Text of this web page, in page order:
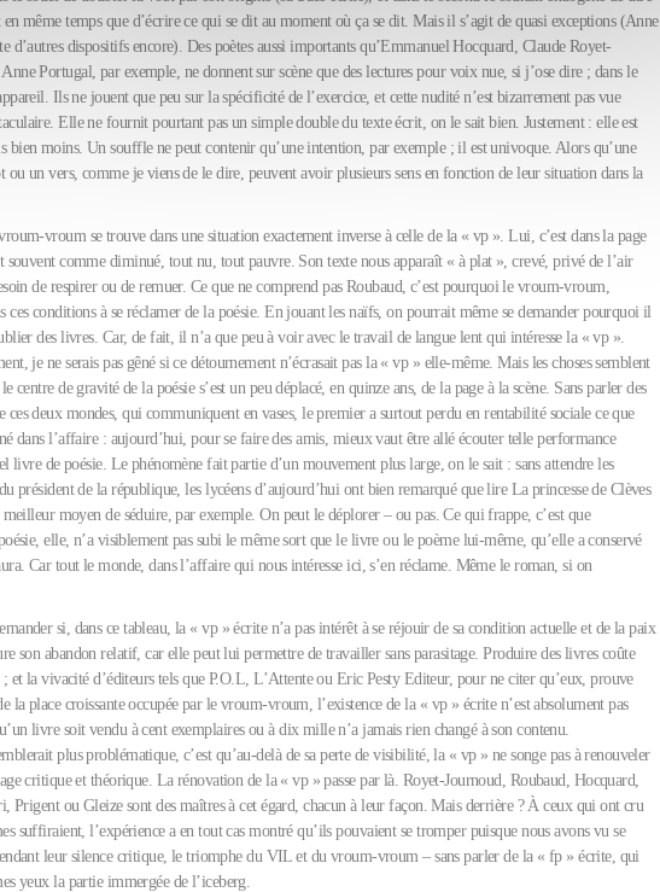
en même temps que d’écrire ce qui se dit au moment où ça se dit. Mais il s’agit de quasi exceptions (Anne
d’autres dispositifs encore). Des poètes aussi importants qu’Emmanuel Hocquard, Claude Royet-
Portugal, par exemple, ne donnent sur scène que des lectures pour voix nue, si j’ose dire ; dans le
Ils ne jouent que peu sur la spécificité de l’exercice, et cette nudité n’est bizarrement pas vue
Elle ne fournit pourtant pas un simple double du texte écrit, on le sait bien. Justement : elle est
bien moins. Un souffle ne peut contenir qu’une intention, par exemple ; il est univoque. Alors qu’une
ou un vers, comme je viens de le dire, peuvent avoir plusieurs sens en fonction de leur situation dans la
vroum se trouve dans une situation exactement inverse à celle de la « vp ». Lui, c’est dans la page
souvent comme diminué, tout nu, tout pauvre. Son texte nous apparaît « à plat », crevé, privé de l’air
de respirer ou de remuer. Ce que ne comprend pas Roubaud, c’est pourquoi le vroum-vroum,
ces conditions à se réclamer de la poésie. En jouant les naïfs, on pourrait même se demander pourquoi il
des livres. Car, de fait, il n’a que peu à voir avec le travail de langue lent qui intéresse la « vp ».
je ne serais pas gêné si ce détournement n’écrasait pas la « vp » elle-même. Mais les choses semblent
centre de gravité de la poésie s’est un peu déplacé, en quinze ans, de la page à la scène. Sans parler des
ces deux mondes, qui communiquent en vases, le premier a surtout perdu en rentabilité sociale ce que
dans l’affaire : aujourd’hui, pour se faire des amis, mieux vaut être allé écouter telle performance
livre de poésie. Le phénomène fait partie d’un mouvement plus large, on le sait : sans attendre les
président de la république, les lycéens d’aujourd’hui ont bien remarqué que lire La princesse de Clèves
meilleur moyen de séduire, par exemple. On peut le déplorer – ou pas. Ce qui frappe, c’est que
elle, n’a visiblement pas subi le même sort que le livre ou le poème lui-même, qu’elle a conservé
Car tout le monde, dans l’affaire qui nous intéresse ici, s’en réclame. Même le roman, si on
si, dans ce tableau, la « vp » écrite n’a pas intérêt à se réjouir de sa condition actuelle et de la paix
son abandon relatif, car elle peut lui permettre de travailler sans parasitage. Produire des livres coûte
; et la vivacité d’éditeurs tels que P.O.L, L’Attente ou Eric Pesty Editeur, pour ne citer qu’eux, prouve
la place croissante occupée par le vroum-vroum, l’existence de la « vp » écrite n’est absolument pas
livre soit vendu à cent exemplaires ou à dix mille n’a jamais rien changé à son contenu.
plus problématique, c’est qu’au-delà de sa perte de visibilité, la « vp » ne songe pas à renouveler
critique et théorique. La rénovation de la « vp » passe par là. Royet-Journoud, Roubaud, Hocquard,
Prigent ou Gleize sont des maîtres à cet égard, chacun à leur façon. Mais derrière ? À ceux qui ont cru
suffiraient, l’expérience a en tout cas montré qu’ils pouvaient se tromper puisque nous avons vu se
leur silence critique, le triomphe du VIL et du vroum-vroum – sans parler de la « fp » écrite, qui
yeux la partie immergée de l’iceberg.